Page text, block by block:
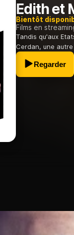
Edith et
Bientôt
Films en
Tandis qu'aux
Cerdan, une
Regarder